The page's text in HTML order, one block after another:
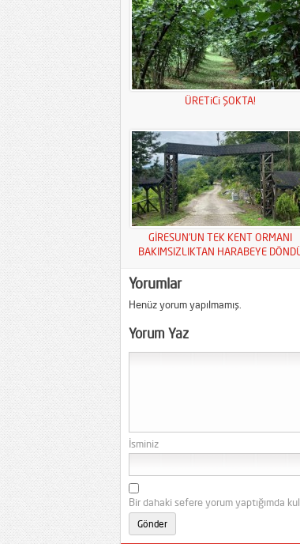
ÜRETiCi ŞOKTA!
GİRESUN’UN TEK KENT ORMANI
BAKIMSIZLIKTAN HARABEYE
Yorumlar
Henüz yorum yapılmamış.
Yorum Yaz
İsminiz
Bir dahaki sefere yorum yaptığımda